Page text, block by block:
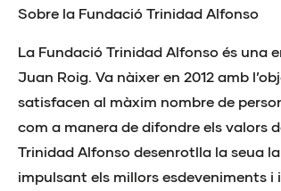
Sobre la Fundació Trinidad Alfonso
La Fundació Trinidad Alfonso és una
Juan Roig. Va nàixer en 2012 amb
satisfacen al màxim nombre de
com a manera de difondre els valors
Trinidad Alfonso desenrotlla la seua
impulsant els millors esdeveniments